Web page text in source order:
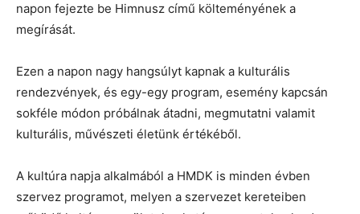
napon fejezte be Himnusz című költeményének a
megírását.
Ezen a napon nagy hangsúlyt kapnak a kulturális
rendezvények, és egy-egy program, esemény kapcsán
sokféle módon próbálnak átadni, megmutatni valamit
kulturális, művészeti életünk értékéből.
A kultúra napja alkalmából a HMDK is minden évben
szervez programot, melyen a szervezet kereteiben